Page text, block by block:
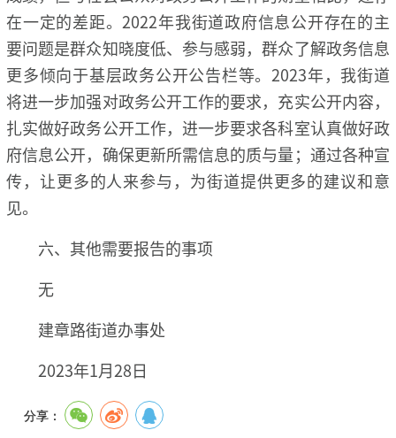
在一定的差距。2022年我街道政府信息公开存在的主
要问题是群众知晓度低、参与感弱，群众了解政务信息
更多倾向于基层政务公开公告栏等。2023年，我街道
将进一步加强对政务公开工作的要求，充实公开内容，
扎实做好政务公开工作，进一步要求各科室认真做好政
府信息公开，确保更新所需信息的质与量；通过各种宣
传，让更多的人来参与，为街道提供更多的建议和意
见。
六、其他需要报告的事项
无
建章路街道办事处
2023年1月28日
分享：